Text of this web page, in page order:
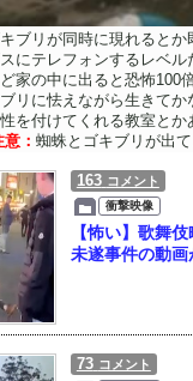
ブリが同時に現れるとか
にテレフォンするレベル
家の中に出ると恐怖100
リに怯えながら生きてか
を付けてくれる教室とか
意： 蜘蛛とゴキブリが出て
163 コメント
衝撃映像
【怖い】歌舞
未遂事件の動画
73 コメント